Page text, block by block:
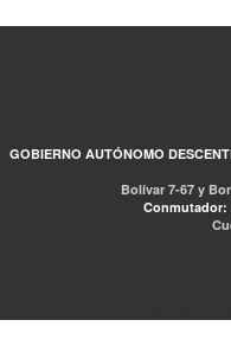
GOBIERNO AUTÓNOMO
Bolívar 7-67 y
Conmutador: